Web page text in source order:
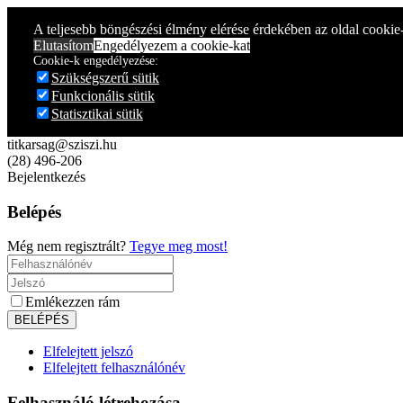
A teljesebb böngészési élmény elérése érdekében az oldal
ElutasítomEngedélyezem a cookie-kat
Cookie-k engedélyezése:
Szükségszerű sütik
Funkcionális sütik
Statisztikai sütik
titkarsag@sziszi.hu
(28) 496-206
Bejelentkezés
Belépés
Még nem regisztrált? Tegye meg most!
Emlékezzen rám
Elfelejtett jelszó
Elfelejtett felhasználónév